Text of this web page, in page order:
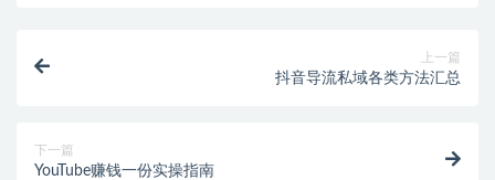
上一篇
抖音导流私域各类方法汇总
下一篇
YouTube赚钱一份实操指南